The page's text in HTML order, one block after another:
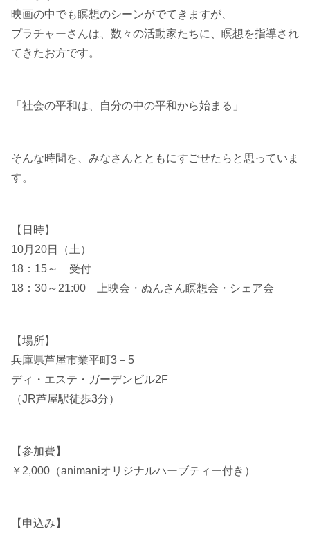
映画の中でも瞑想のシーンがでてきますが、
プラチャーさんは、数々の活動家たちに、瞑想を指導され
てきたお方です。
「社会の平和は、自分の中の平和から始まる」
そんな時間を、みなさんとともにすごせたらと思っていま
す。
【日時】
10月20日（土）
18：15～ 受付
18：30～21:00 上映会・ぬんさん瞑想会・シェア会
【場所】
兵庫県芦屋市業平町3－5
ディ・エステ・ガーデンビル2F
（JR芦屋駅徒歩3分）
【参加費】
￥2,000（animaniオリジナルハーブティー付き）
【申込み】